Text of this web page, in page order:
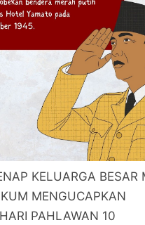
KELUARGA BESAR
MENGUCAPKAN
PAHLAWAN 10